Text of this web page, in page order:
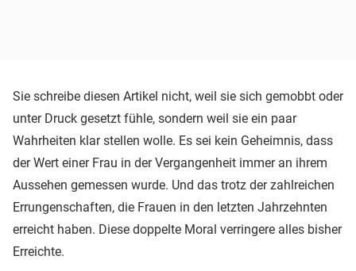
Sie schreibe diesen Artikel nicht, weil sie sich gemobbt oder
unter Druck gesetzt fühle, sondern weil sie ein paar
Wahrheiten klar stellen wolle. Es sei kein Geheimnis, dass
der Wert einer Frau in der Vergangenheit immer an ihrem
Aussehen gemessen wurde. Und das trotz der zahlreichen
Errungenschaften, die Frauen in den letzten Jahrzehnten
erreicht haben. Diese doppelte Moral verringere alles bisher
Erreichte.